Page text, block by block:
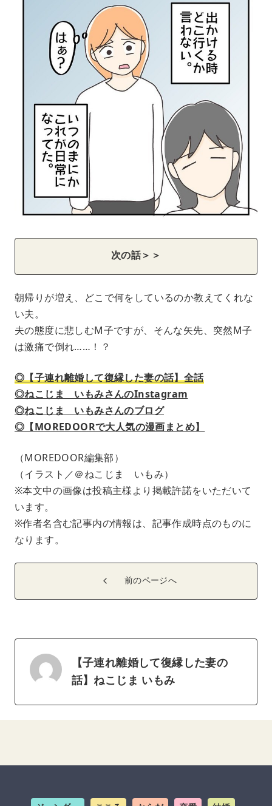
次の話＞＞
朝帰りが増え、どこで何をしているのか教えてくれな
い夫。
夫の態度に悲しむM子ですが、そんな矢先、突然M子
は激痛で倒れ……！？
◎【子連れ離婚して復縁した妻の話】全話
◎ねこじま いもみさんのInstagram
◎ねこじま いもみさんのブログ
◎【MOREDOORで大人気の漫画まとめ】
（MOREDOOR編集部）
（イラスト／＠ねこじま いもみ）
※本文中の画像は投稿主様より掲載許諾をいただいて
います。
※作者名含む記事内の情報は、記事作成時点のものに
なります。
前のページへ
【子連れ離婚して復縁した妻の
話】ねこじま いもみ